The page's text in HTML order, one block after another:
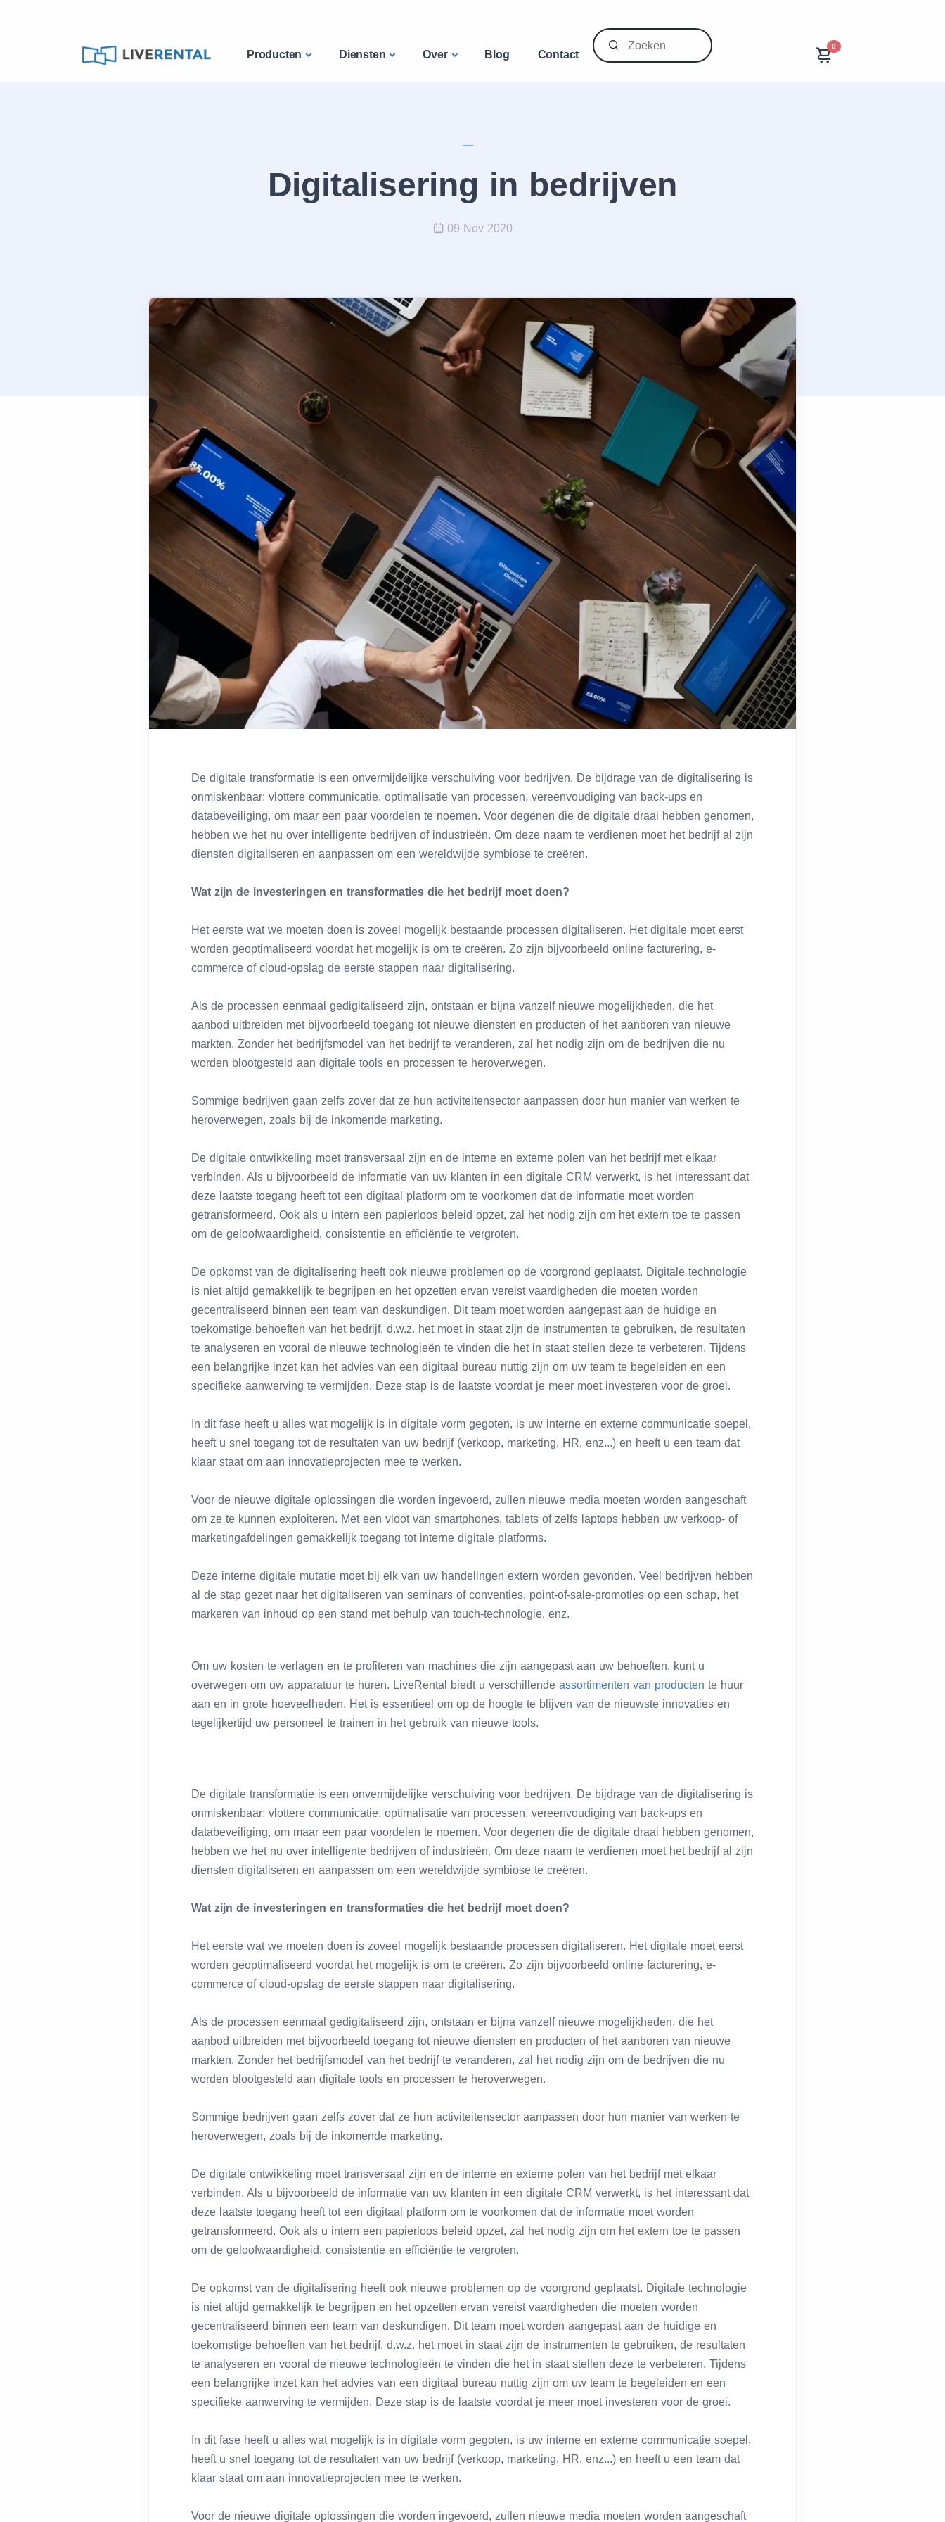
Producten Diensten Over Blog Contact
0
Digitalisering in bedrijven
09 Nov 2020
De digitale transformatie is een onvermijdelijke verschuiving voor bedrijven. De bijdrage van de digitalisering is
onmiskenbaar: vlottere communicatie, optimalisatie van processen, vereenvoudiging van back-ups en
databeveiliging, om maar een paar voordelen te noemen. Voor degenen die de digitale draai hebben genomen,
hebben we het nu over intelligente bedrijven of industrieën. Om deze naam te verdienen moet het bedrijf al zijn
diensten digitaliseren en aanpassen om een wereldwijde symbiose te creëren.
Wat zijn de investeringen en transformaties die het bedrijf moet doen?
Het eerste wat we moeten doen is zoveel mogelijk bestaande processen digitaliseren. Het digitale moet eerst
worden geoptimaliseerd voordat het mogelijk is om te creëren. Zo zijn bijvoorbeeld online facturering, e-
commerce of cloud-opslag de eerste stappen naar digitalisering.
Als de processen eenmaal gedigitaliseerd zijn, ontstaan er bijna vanzelf nieuwe mogelijkheden, die het
aanbod uitbreiden met bijvoorbeeld toegang tot nieuwe diensten en producten of het aanboren van nieuwe
markten. Zonder het bedrijfsmodel van het bedrijf te veranderen, zal het nodig zijn om de bedrijven die nu
worden blootgesteld aan digitale tools en processen te heroverwegen.
Sommige bedrijven gaan zelfs zover dat ze hun activiteitensector aanpassen door hun manier van werken te
heroverwegen, zoals bij de inkomende marketing.
De digitale ontwikkeling moet transversaal zijn en de interne en externe polen van het bedrijf met elkaar
verbinden. Als u bijvoorbeeld de informatie van uw klanten in een digitale CRM verwerkt, is het interessant dat
deze laatste toegang heeft tot een digitaal platform om te voorkomen dat de informatie moet worden
getransformeerd. Ook als u intern een papierloos beleid opzet, zal het nodig zijn om het extern toe te passen
om de geloofwaardigheid, consistentie en efficiëntie te vergroten.
De opkomst van de digitalisering heeft ook nieuwe problemen op de voorgrond geplaatst. Digitale technologie
is niet altijd gemakkelijk te begrijpen en het opzetten ervan vereist vaardigheden die moeten worden
gecentraliseerd binnen een team van deskundigen. Dit team moet worden aangepast aan de huidige en
toekomstige behoeften van het bedrijf, d.w.z. het moet in staat zijn de instrumenten te gebruiken, de resultaten
te analyseren en vooral de nieuwe technologieën te vinden die het in staat stellen deze te verbeteren. Tijdens
een belangrijke inzet kan het advies van een digitaal bureau nuttig zijn om uw team te begeleiden en een
specifieke aanwerving te vermijden. Deze stap is de laatste voordat je meer moet investeren voor de groei.
In dit fase heeft u alles wat mogelijk is in digitale vorm gegoten, is uw interne en externe communicatie soepel,
heeft u snel toegang tot de resultaten van uw bedrijf (verkoop, marketing, HR, enz...) en heeft u een team dat
klaar staat om aan innovatieprojecten mee te werken.
Voor de nieuwe digitale oplossingen die worden ingevoerd, zullen nieuwe media moeten worden aangeschaft
om ze te kunnen exploiteren. Met een vloot van smartphones, tablets of zelfs laptops hebben uw verkoop- of
marketingafdelingen gemakkelijk toegang tot interne digitale platforms.
Deze interne digitale mutatie moet bij elk van uw handelingen extern worden gevonden. Veel bedrijven hebben
al de stap gezet naar het digitaliseren van seminars of conventies, point-of-sale-promoties op een schap, het
markeren van inhoud op een stand met behulp van touch-technologie, enz.
Om uw kosten te verlagen en te profiteren van machines die zijn aangepast aan uw behoeften, kunt u
overwegen om uw apparatuur te huren. LiveRental biedt u verschillende assortimenten van producten te huur
aan en in grote hoeveelheden. Het is essentieel om op de hoogte te blijven van de nieuwste innovaties en
tegelijkertijd uw personeel te trainen in het gebruik van nieuwe tools.
De digitale transformatie is een onvermijdelijke verschuiving voor bedrijven. De bijdrage van de digitalisering is
onmiskenbaar: vlottere communicatie, optimalisatie van processen, vereenvoudiging van back-ups en
databeveiliging, om maar een paar voordelen te noemen. Voor degenen die de digitale draai hebben genomen,
hebben we het nu over intelligente bedrijven of industrieën. Om deze naam te verdienen moet het bedrijf al zijn
diensten digitaliseren en aanpassen om een wereldwijde symbiose te creëren.
Wat zijn de investeringen en transformaties die het bedrijf moet doen?
Het eerste wat we moeten doen is zoveel mogelijk bestaande processen digitaliseren. Het digitale moet eerst
worden geoptimaliseerd voordat het mogelijk is om te creëren. Zo zijn bijvoorbeeld online facturering, e-
commerce of cloud-opslag de eerste stappen naar digitalisering.
Als de processen eenmaal gedigitaliseerd zijn, ontstaan er bijna vanzelf nieuwe mogelijkheden, die het
aanbod uitbreiden met bijvoorbeeld toegang tot nieuwe diensten en producten of het aanboren van nieuwe
markten. Zonder het bedrijfsmodel van het bedrijf te veranderen, zal het nodig zijn om de bedrijven die nu
worden blootgesteld aan digitale tools en processen te heroverwegen.
Sommige bedrijven gaan zelfs zover dat ze hun activiteitensector aanpassen door hun manier van werken te
heroverwegen, zoals bij de inkomende marketing.
De digitale ontwikkeling moet transversaal zijn en de interne en externe polen van het bedrijf met elkaar
verbinden. Als u bijvoorbeeld de informatie van uw klanten in een digitale CRM verwerkt, is het interessant dat
deze laatste toegang heeft tot een digitaal platform om te voorkomen dat de informatie moet worden
getransformeerd. Ook als u intern een papierloos beleid opzet, zal het nodig zijn om het extern toe te passen
om de geloofwaardigheid, consistentie en efficiëntie te vergroten.
De opkomst van de digitalisering heeft ook nieuwe problemen op de voorgrond geplaatst. Digitale technologie
is niet altijd gemakkelijk te begrijpen en het opzetten ervan vereist vaardigheden die moeten worden
gecentraliseerd binnen een team van deskundigen. Dit team moet worden aangepast aan de huidige en
toekomstige behoeften van het bedrijf, d.w.z. het moet in staat zijn de instrumenten te gebruiken, de resultaten
te analyseren en vooral de nieuwe technologieën te vinden die het in staat stellen deze te verbeteren. Tijdens
een belangrijke inzet kan het advies van een digitaal bureau nuttig zijn om uw team te begeleiden en een
specifieke aanwerving te vermijden. Deze stap is de laatste voordat je meer moet investeren voor de groei.
In dit fase heeft u alles wat mogelijk is in digitale vorm gegoten, is uw interne en externe communicatie soepel,
heeft u snel toegang tot de resultaten van uw bedrijf (verkoop, marketing, HR, enz...) en heeft u een team dat
klaar staat om aan innovatieprojecten mee te werken.
Voor de nieuwe digitale oplossingen die worden ingevoerd, zullen nieuwe media moeten worden aangeschaft